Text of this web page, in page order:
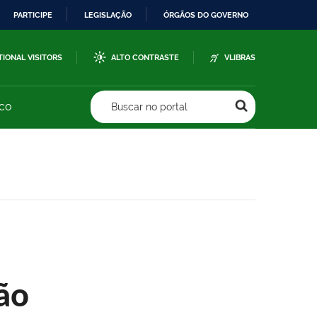
PARTICIPE LEGISLAÇÃO ÓRGÃOS DO GOVERNO
VISITORS ALTO CONTRASTE VLIBRAS
Buscar no portal